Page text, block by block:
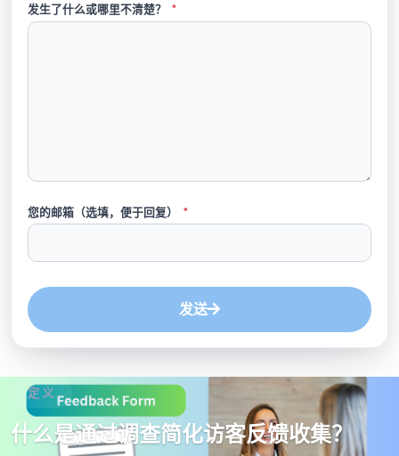
发生了什么或哪里不清楚？ *
您的邮箱（选填，便于回复） *
发送
定义
什么是通过调查简化访客反馈收集？